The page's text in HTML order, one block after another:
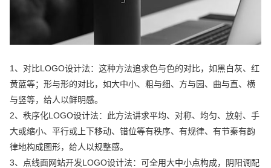
1、对比LOGO设计法：这种方法追求色与色的对比，如黑白灰、红
黄蓝等；形与形的对比，如大中小、粗与细、方与园、曲与直、横
与竖等，给人以鲜明感。
2、秩序化LOGO设计法：此方法讲求平均、对称、均匀、放射、手
大或缩小、平行或上下移动、错位等有秩序、有规律、有节秦有韵
律地构成图形，给人以规整感。
3、点线面网站开发LOGO设计法：可全用大中小点构成，阴阳调配